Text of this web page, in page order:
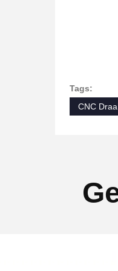
Tags:
CNC